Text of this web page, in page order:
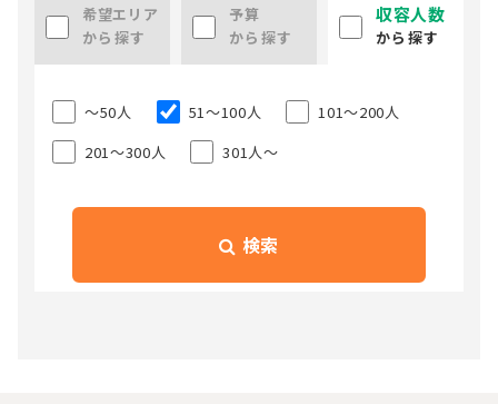
希望エリア
から探す
予算
から探す
収容人数
から探す
〜50人 51〜100人
101〜200人
201〜300人
301人〜
検索